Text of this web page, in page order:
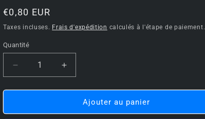
Prix
habituel
€0,80 EUR
Taxes incluses. Frais d'expédition calculés à l'étape de paiement.
Quantité
Réduire
la
quantité
✨
Augmenter
la
quantité
✨
Ajouter au panier